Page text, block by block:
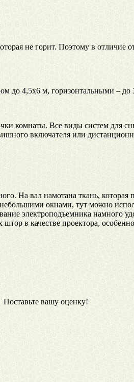
не горит. Поэтому в
до 4,5х6 м, горизонтальными –
комнаты. Все виды систем для
включателя или
На вал намотана ткань, которая
окнами, тут можно
электроподъемника намного
в качестве проектора,
Поставьте вашу оценку!